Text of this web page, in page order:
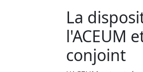
La
l'ACEUM
conjoint